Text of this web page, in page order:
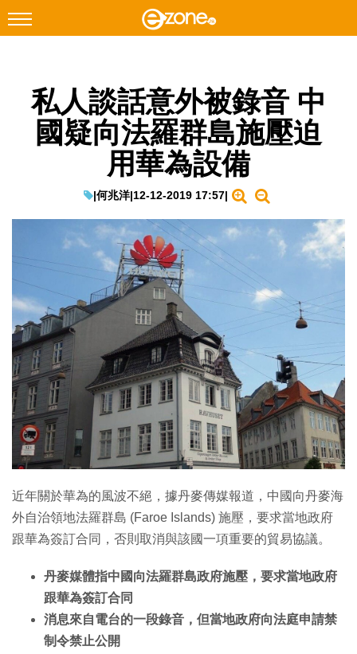
Facebook Instagram
科技焦點
教學評測
IT Times
生成式AI與雲端應用
Enterprise Digital Transformation
特集
私人談話意外被錄音 中
國疑向法羅群島施壓迫
用華為設備
|何兆洋|12-12-2019 17:57|
近年關於華為的風波不絕，據丹麥傳媒報道，中國向丹麥海
外自治領地法羅群島 (Faroe Islands) 施壓，要求當地政府
跟華為簽訂合同，否則取消與該國一項重要的貿易協議。
丹麥媒體指中國向法羅群島政府施壓，要求當地政府
跟華為簽訂合同
消息來自電台的一段錄音，但當地政府向法庭申請禁
制令禁止公開